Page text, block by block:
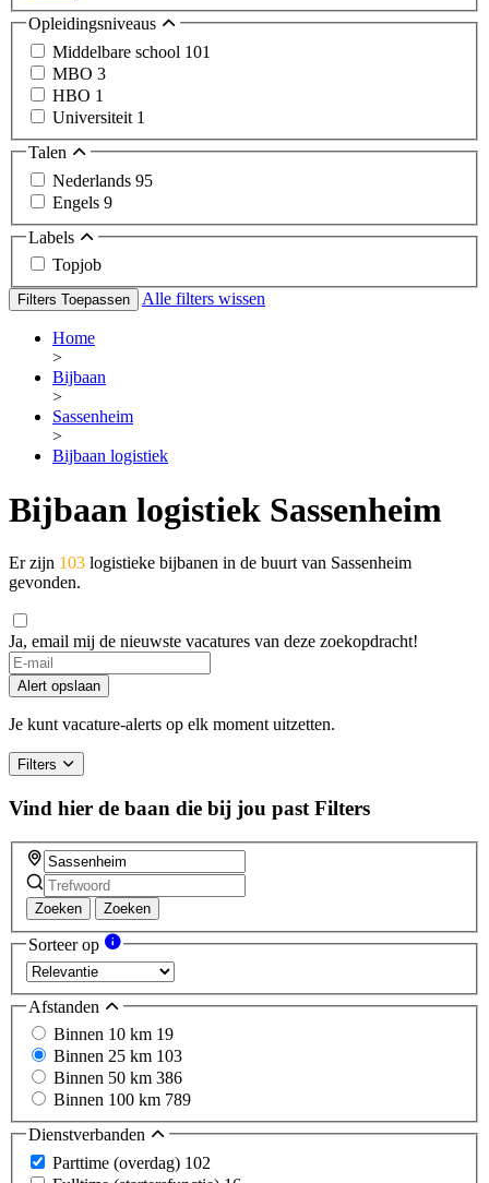
Opleidingsniveaus
Middelbare school 101
MBO 3
HBO 1
Universiteit 1
Talen
Nederlands 95
Engels 9
Labels
Topjob
Filters Toepassen Alle filters wissen
Home
>
Bijbaan
>
Sassenheim
>
Bijbaan logistiek
Bijbaan logistiek Sassenheim
Er zijn 103 logistieke bijbanen in de buurt van Sassenheim
gevonden.
Ja, email mij de nieuwste vacatures van deze zoekopdracht!
If
you
are
a
ignore
this
field
Alert opslaan
Je kunt vacature-alerts op elk moment uitzetten.
Filters
Vind hier de baan die bij jou past Filters
Zoeken Zoeken
Sorteer op
Afstanden
Binnen 10 km 19
Binnen 25 km 103
Binnen 50 km 386
Binnen 100 km 789
Dienstverbanden
Parttime (overdag) 102